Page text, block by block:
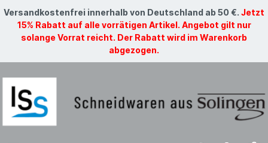
Versandkostenfrei innerhalb von Deutschland ab 50 €. Jetzt
15% Rabatt auf alle vorrätigen Artikel. Angebot gilt nur
solange Vorrat reicht. Der Rabatt wird im Warenkorb
abgezogen.